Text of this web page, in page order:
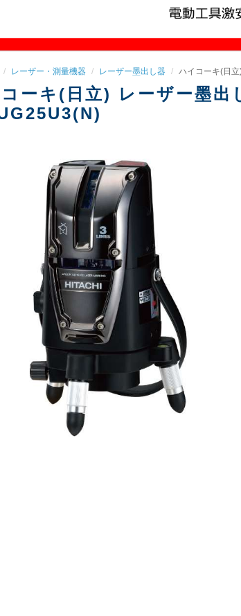
レーザー・測量機器 レーザー墨出し器 ハイコーキ(日
ーキ(日立) レーザー墨